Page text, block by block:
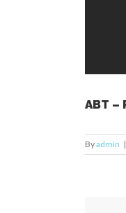
ABT
Byadmin |